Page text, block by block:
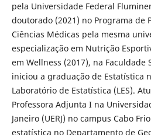
pela Universidade Federal
doutorado (2021) no Programa de
Ciências Médicas pela mesma
especialização em Nutrição
em Wellness (2017), na Faculdade
iniciou a graduação de Estatística
Laboratório de Estatística (LES).
Professora Adjunta I na
Janeiro (UERJ) no campus Cabo
estatística no Departamento de